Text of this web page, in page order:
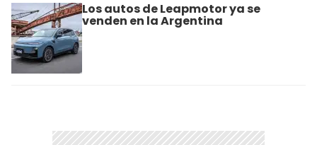
Los autos de Leapmotor ya se
venden en la Argentina